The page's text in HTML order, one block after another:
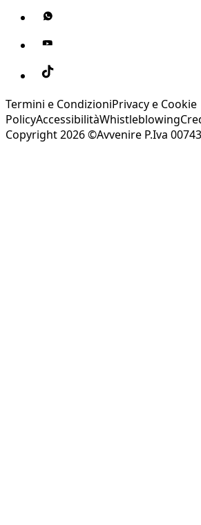
Termini e CondizioniPrivacy e Cookie
PolicyAccessibilitàWhistleblowing
Copyright 2026 ©Avvenire P.Iva